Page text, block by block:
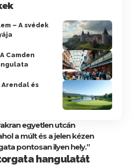
– A svédek
Camden
és
egyetlen utcán
a múlt és a jelen kézen
pontosan ilyen hely.”
hangulatát